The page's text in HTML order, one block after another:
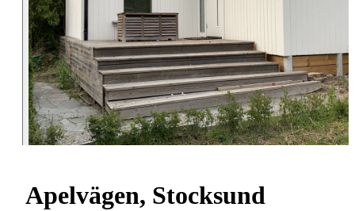
Apelvägen, Stocksund